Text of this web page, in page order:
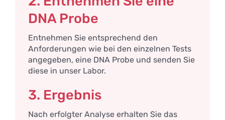
DNA Probe
Entnehmen Sie entsprechend den
Anforderungen wie bei den einzelnen Tests
angegeben, eine DNA Probe und senden Sie
diese in unser Labor.
3. Ergebnis
Nach erfolgter Analyse erhalten Sie das